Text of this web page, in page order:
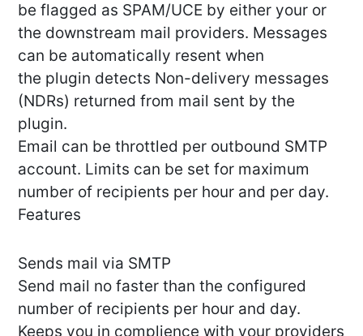
be flagged as SPAM/UCE by either your or
the downstream mail providers. Messages
can be automatically resent when
the plugin detects Non-delivery messages
(NDRs) returned from mail sent by the
plugin.
Email can be throttled per outbound SMTP
account. Limits can be set for maximum
number of recipients per hour and per day.
Features
Sends mail via SMTP
Send mail no faster than the configured
number of recipients per hour and day.
Keeps you in complience with your providers